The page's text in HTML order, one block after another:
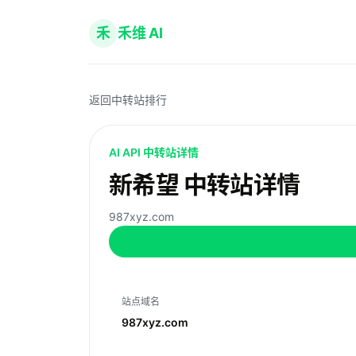
禾 禾维 AI
返回中转站排行
AI API 中转站详情
新希望 中转站详情
987xyz.com
站点域名
987xyz.com